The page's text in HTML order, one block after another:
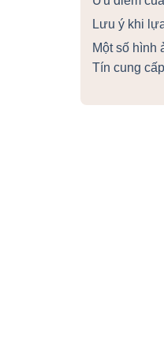
Lưu ý khi
Một số hình
Tín cung cấp